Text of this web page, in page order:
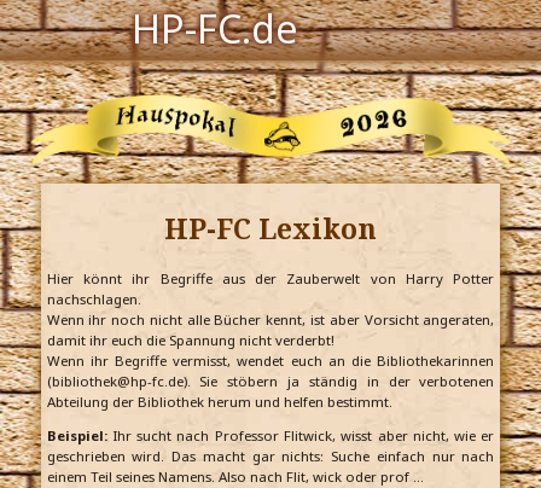
HP-FC.de
Navigation
Harry Potter
Der HP-FC
Hogwarts
Zauberwelt
Willkommen
Jetzt Fanclub-Mitglied werden!
HP-FC Lexikon
Hier könnt ihr Begriffe aus der Zauberwelt von Harry Potter
nachschlagen.
Wenn ihr noch nicht alle Bücher kennt, ist aber Vorsicht angeraten,
damit ihr euch die Spannung nicht verderbt!
Wenn ihr Begriffe vermisst, wendet euch an die Bibliothekarinnen
(bibliothek@hp-fc.de). Sie stöbern ja ständig in der verbotenen
Abteilung der Bibliothek herum und helfen bestimmt.
Beispiel:Ihr sucht nach Professor Flitwick, wisst aber nicht, wie er
geschrieben wird. Das macht gar nichts: Suche einfach nur nach
einem Teil seines Namens. Also nach Flit, wick oder prof …